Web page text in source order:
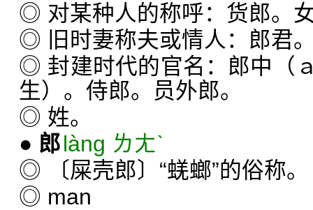
◎ 对某种人的称呼：货郎。
◎ 旧时妻称夫或情人：郎君
◎ 封建时代的官名：郎中（
生）。侍郎。员外郎。
◎ 姓。
● 郎làng ㄌㄤˋ
◎ 〔屎壳郎〕“蜣螂”的俗称。
◎ man